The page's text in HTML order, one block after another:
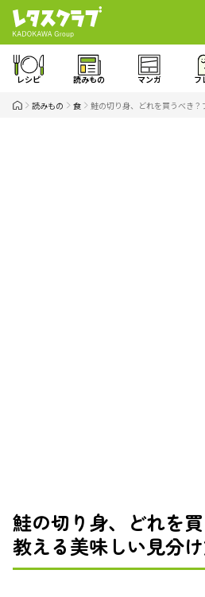
レシピ 読みもの マンガ フ
読みもの 食 鮭の切り身、どれを買うべき？
鮭の切り身、どれを
教える美味しい見分け